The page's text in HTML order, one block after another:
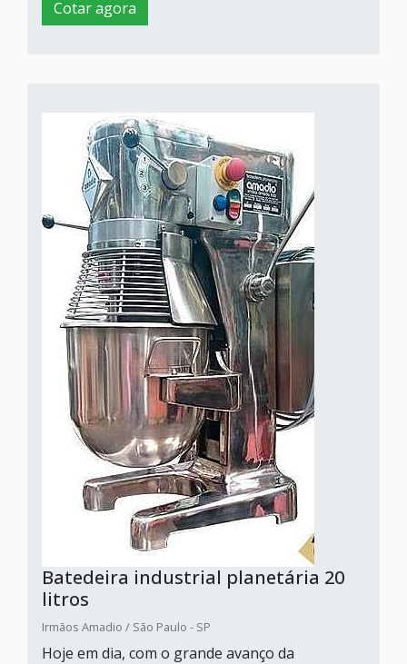
Cotar agora
Batedeira industrial planetária 20
litros
Irmãos Amadio / São Paulo - SP
Hoje em dia, com o grande avanço da